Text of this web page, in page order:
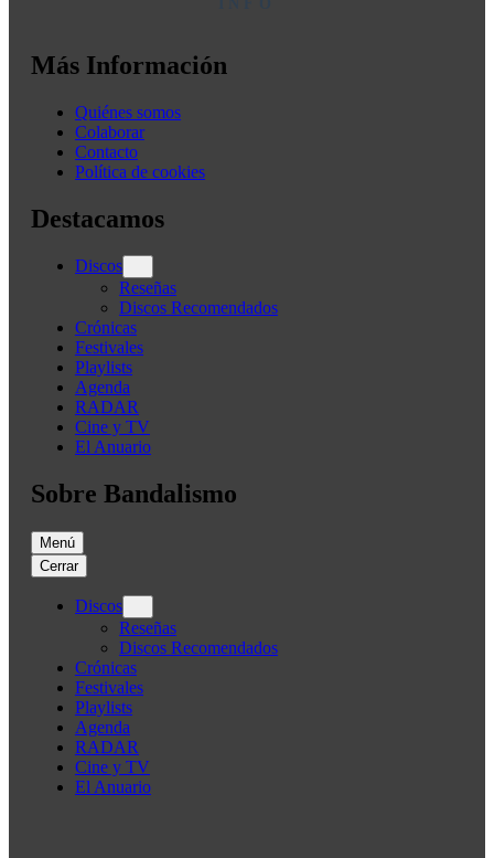
Más Información
Quiénes somos
Colaborar
Contacto
Política de cookies
Destacamos
Discos
Reseñas
Discos Recomendados
Crónicas
Festivales
Playlists
Agenda
RADAR
Cine y TV
El Anuario
Sobre Bandalismo
Menú
Cerrar
Discos
Reseñas
Discos Recomendados
Crónicas
Festivales
Playlists
Agenda
RADAR
Cine y TV
El Anuario